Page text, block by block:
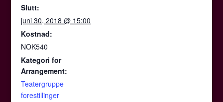
Slutt:
juni 30, 2018 @ 15:00
Kostnad:
NOK540
Kategori for
Arrangement:
Teatergruppe
forestillinger